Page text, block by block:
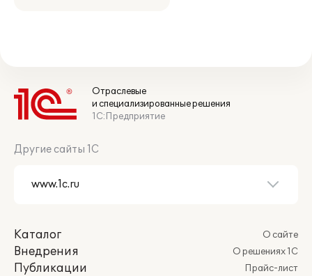
Отраслевые
и специализированные решения
1С:Предприятие
Другие сайты 1С
Каталог
Внедрения
Публикации
О сайте
О решениях 1С
Прайс-лист